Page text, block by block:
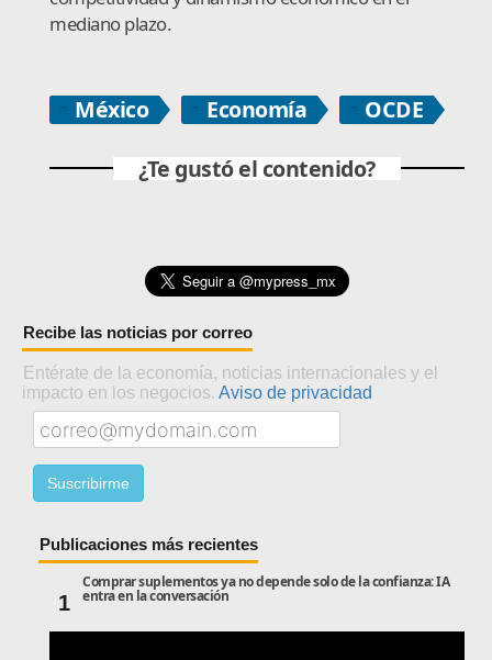
mediano plazo.
México Economía
OCDE
¿Te gustó el contenido?
Recibe las noticias por correo
Entérate de la economía, noticias internacionales y el
impacto en los negocios. Aviso de privacidad
Publicaciones más recientes
1
Comprar suplementos ya no depende solo de la confianza: IA
entra en la conversación